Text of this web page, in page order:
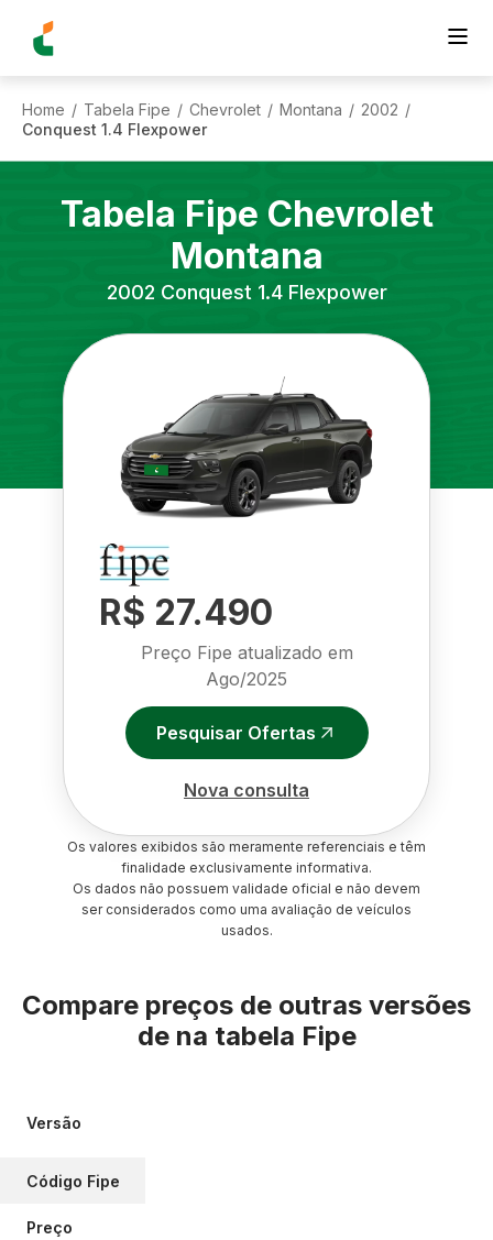
Home / Tabela Fipe / Chevrolet / Montana / 2002 /
Conquest 1.4 Flexpower
Tabela Fipe Chevrolet
Montana
2002 Conquest 1.4 Flexpower
R$ 27.490
Preço Fipe atualizado em
Ago/2025
Pesquisar Ofertas
Nova consulta
Os valores exibidos são meramente referenciais e têm
finalidade exclusivamente informativa.
Os dados não possuem validade oficial e não devem
ser considerados como uma avaliação de veículos
usados.
Compare preços de outras versões
de na tabela Fipe
Versão
Código Fipe
Preço